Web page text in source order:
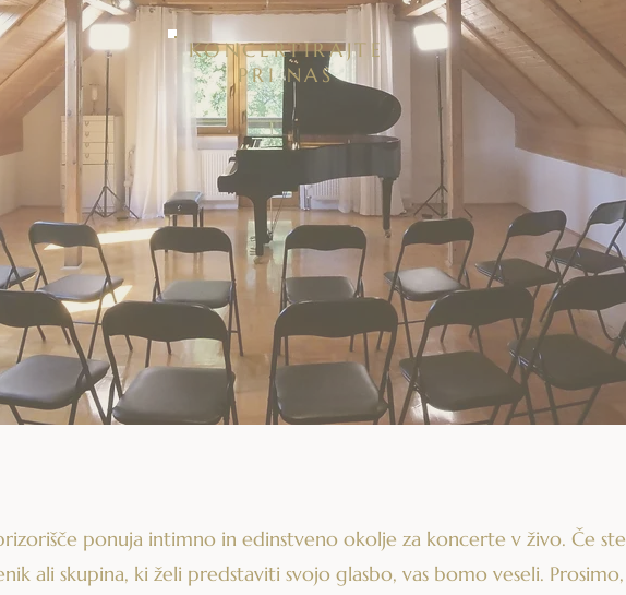
KONCERTIRAJTE
PRI NAS
ponuja intimno in edinstveno okolje za koncerte v živo. Če ste
ali skupina, ki želi predstaviti svojo glasbo, vas bomo veseli. Prosimo,